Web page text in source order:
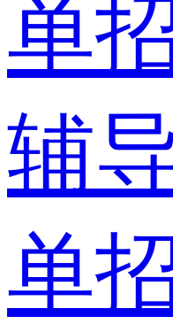
单
辅
单